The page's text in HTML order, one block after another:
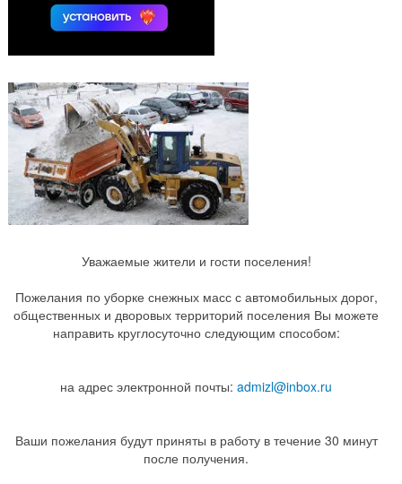
Уважаемые жители и гости поселения!
Пожелания по уборке снежных масс с автомобильных дорог,
общественных и дворовых территорий поселения Вы можете
направить круглосуточно следующим способом:
на адрес электронной почты: admizl@inbox.ru
Ваши пожелания будут приняты в работу в течение 30 минут
после получения.